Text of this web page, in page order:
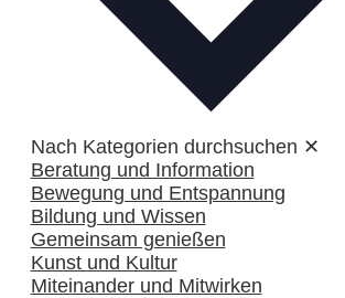
Nach Kategorien durchsuchen ✕
Beratung und Information
Bewegung und Entspannung
Bildung und Wissen
Gemeinsam genießen
Kunst und Kultur
Miteinander und Mitwirken